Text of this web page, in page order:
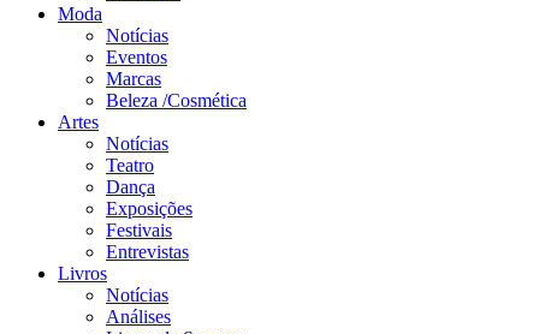
Moda
Notícias
Eventos
Marcas
Beleza /Cosmética
Artes
Notícias
Teatro
Dança
Exposições
Festivais
Entrevistas
Livros
Notícias
Análises